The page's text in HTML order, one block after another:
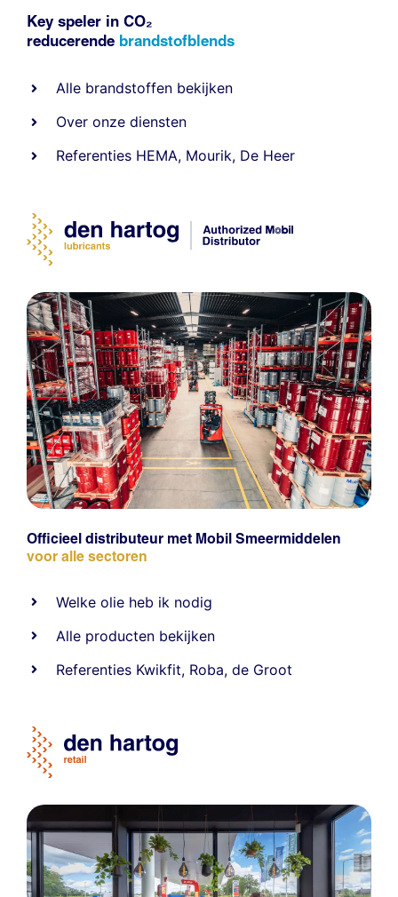
Key speler in CO₂
reducerende brandstofblends
Alle brandstoffen bekijken
Over onze diensten
Referenties HEMA, Mourik, De Heer
Officieel distributeur met Mobil Smeermiddelen
voor alle sectoren
Welke olie heb ik nodig
Alle producten bekijken
Referenties Kwikfit, Roba,de Groot